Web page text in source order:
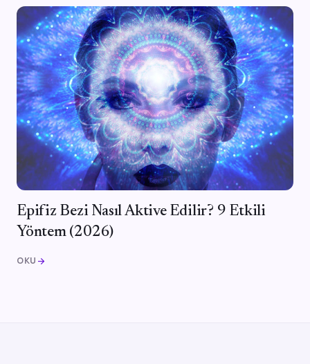
Epifiz Bezi Nasıl Aktive Edilir? 9 Etkili
Yöntem (2026)
OKU arrow_forward